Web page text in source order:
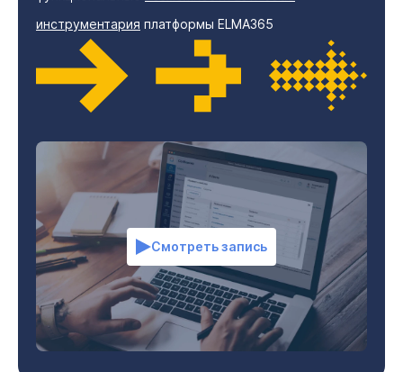
инструментария платформы ELMA365
Смотреть запись